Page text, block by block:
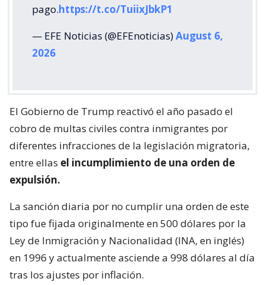
pago.https://t.co/TuiixJbkP1
— EFE Noticias (@EFEnoticias)August 6,
2026
El Gobierno de Trump reactivó el año pasado el
cobro de multas civiles contra inmigrantes por
diferentes infracciones de la legislación migratoria,
entre ellas el incumplimiento de una orden de
expulsión.
La sanción diaria por no cumplir una orden de este
tipo fue fijada originalmente en 500 dólares por la
Ley de Inmigración y Nacionalidad (INA, en inglés)
en 1996 y actualmente asciende a 998 dólares al día
tras los ajustes por inflación.